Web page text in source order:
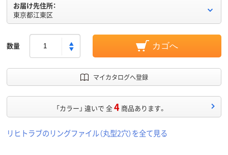
お届け先住所：
東京都江東区
数量 カゴへ
マイカタログへ登録
「カラー」 違いで 全4 商品あります。
リヒトラブのリングファイル（丸型2穴）を全て見る